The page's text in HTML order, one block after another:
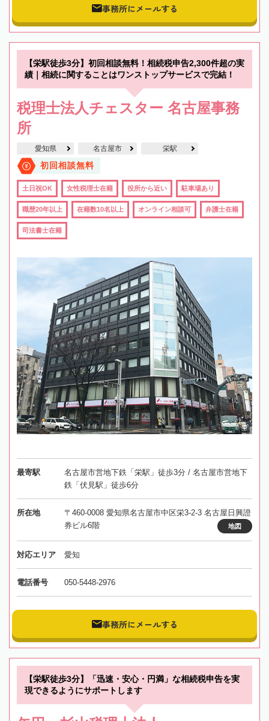
事務所にメールする
【栄駅徒歩3分】初回相談無料！相続税申告2,300件超の実
績｜相続に関することはワンストップサービスで完結！
税理士法人チェスター 名古屋事務
所
愛知県 名古屋市 栄駅
初回相談無料
土日祝OK 女性税理士在籍 役所から近い 駐車場あり
職歴20年以上 在籍数10名以上 オンライン相談可 弁護士在籍
司法書士在籍
最寄駅
名古屋市営地下鉄「栄駅」徒歩3分 / 名古屋市営地下
鉄「伏見駅」徒歩6分
所在地
〒460-0008 愛知県名古屋市中区栄3-2-3 名古屋日興證
券ビル6階
地図
対応エリア 愛知
電話番号 050-5448-2976
事務所にメールする
【栄駅徒歩3分】「迅速・安心・円満」な相続税申告を実
現できるようにサポートします